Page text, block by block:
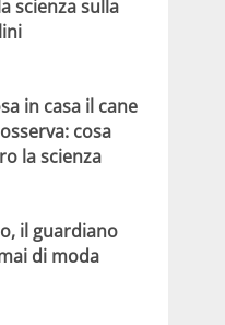
scienza sulla
in casa il cane
cosa
la scienza
il guardiano
di moda